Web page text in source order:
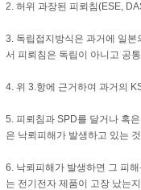
2. 허위 과장된 피뢰침(ESE,
3. 독립접지방식은 과거에 일
서 피뢰침은 독립이 아니고 공
4. 위 3.항에 근거하여 과거의
5. 피뢰침과 SPD를 달거나 혹
은 낙뢰피해가 발생하고 있는
6. 낙뢰피해가 발생하면 그 피
는 전기전자 제품이 고장 났는